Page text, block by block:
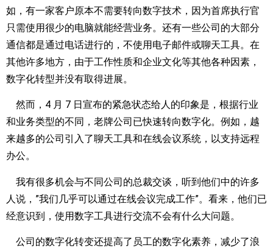
如，有一家客户原本不需要转向数字技术，因为首席执行官
只需使用很少的电脑就能经营业务。还有一些公司的大部分
通信都是通过电话进行的，不使用电子邮件或聊天工具。在
其他许多地方，由于工作性质和企业文化等其他各种因素，
数字化转型并没有取得进展。
然而，4 月 7 日宣布的紧急状态给人的印象是，根据行业
和业务类型的不同，老牌公司已快速转向数字化。例如，越
来越多的公司引入了聊天工具和在线会议系统，以支持远程
办公。
我有很多机会与不同公司的总裁交谈，听到他们中的许多
人说，”我们几乎可以通过在线会议完成工作”。看来，他们已
经意识到，使用数字工具进行交流不会有什么大问题。
公司的数字化转变还提高了员工的数字化素养，减少了浪